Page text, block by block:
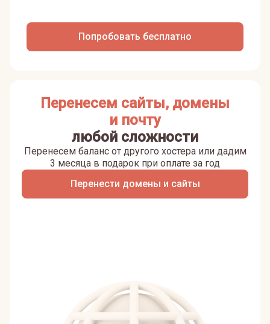
Попробовать бесплатно
Перенесем сайты, домены
и почту
любой сложности
Перенести домены и сайты
Перенесем баланс от другого хостера или дадим
3 месяца в подарок при оплате за год